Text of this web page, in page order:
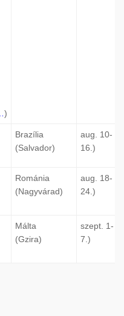
)
Brazília
(Salvador)
aug. 10-
16.)
Románia
(Nagyvárad)
aug. 18-
24.)
Málta
(Gzira)
szept. 1-
7.)